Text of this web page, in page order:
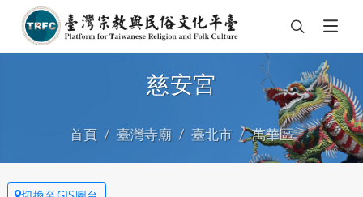
慈安宮
首頁 臺灣寺廟 臺北市 萬華區